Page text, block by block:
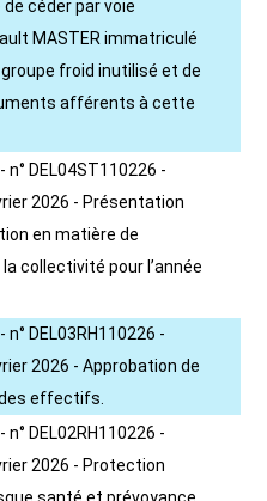
céder par voie
MASTER immatriculé
froid inutilisé et de
afférents à cette
DEL04ST110226 -
2026 - Présentation
en matière de
collectivité pour l’année
DEL03RH110226 -
2026 - Approbation de
effectifs.
DEL02RH110226 -
2026 - Protection